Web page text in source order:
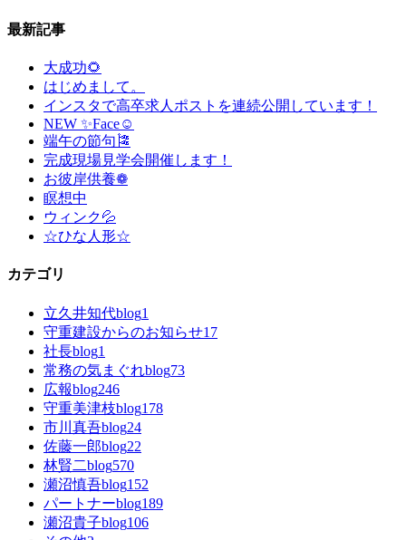
最新記事
大成功🌻
はじめまして。
インスタで高卒求人ポストを連続公開しています！
NEW ✨Face☺
端午の節句🎏
完成現場見学会開催します！
お彼岸供養❁
瞑想中
ウィンク💦
☆ひな人形☆
カテゴリ
立久井知代blog1
守重建設からのお知らせ17
社長blog1
常務の気まぐれblog73
広報blog246
守重美津枝blog178
市川真吾blog24
佐藤一郎blog22
林賢二blog570
瀬沼慎吾blog152
パートナーblog189
瀬沼貴子blog106